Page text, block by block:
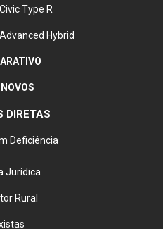
Civic Type R
Hybrid
DIRETAS
Deficiência
Jurídica
Rural